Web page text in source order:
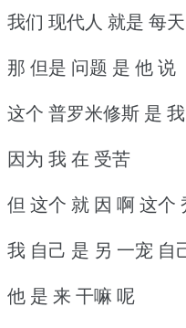
我们 现代人 就是 每
那 但是 问题 是 他 说
这个 普罗米修斯 是
因为 我 在 受苦
但 这个 就 因 啊 这个
我 自己 是 另 一宠 自
他 是 来 干嘛 呢